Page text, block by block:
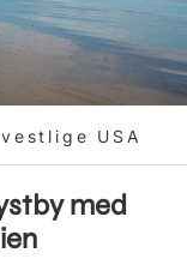
USA
med